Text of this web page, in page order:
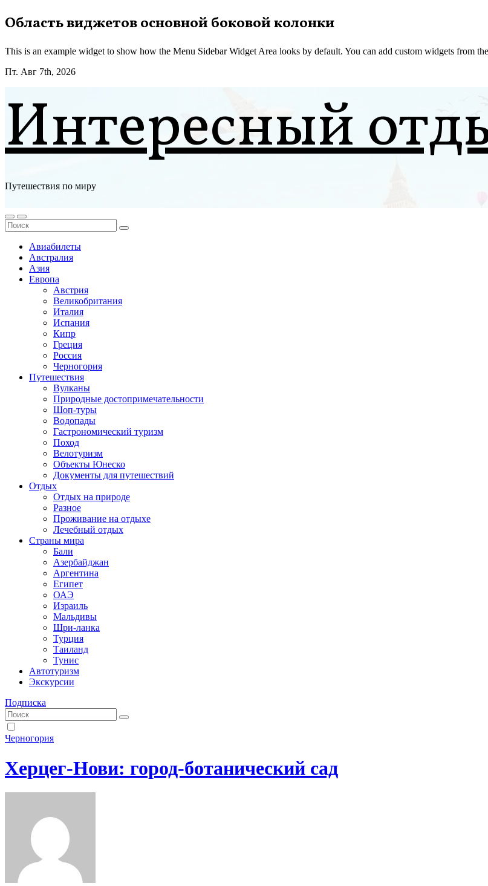
Перейти
к
Область виджетов основной боковой колонки
This is an example widget to show how the Menu Sidebar Widget Area looks by default. You can add custom widgets from the
Пт. Авг 7th, 2026
Интересный
Путешествия по миру
Авиабилеты
Австралия
Азия
Европа
Австрия
Великобритания
Италия
Испания
Кипр
Греция
Россия
Черногория
Путешествия
Вулканы
Природные достопримечательности
Шоп-туры
Водопады
Гастрономический туризм
Поход
Велотуризм
Объекты Юнеско
Документы для путешествий
Отдых
Отдых на природе
Разное
Проживание на отдыхе
Лечебный отдых
Страны мира
Бали
Азербайджан
Аргентина
Египет
ОАЭ
Израиль
Мальдивы
Шри-ланка
Турция
Таиланд
Тунис
Автотуризм
Экскурсии
Подписка
Черногория
Херцег-Нови: город-ботанический сад